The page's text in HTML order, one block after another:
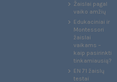
Žaislai pagal
vaiko amžių
Edukaciniai ir
Montessori
žaislai
vaikams –
kaip pasirinkti
tinkamiausią?
EN 71 žaislų
testai